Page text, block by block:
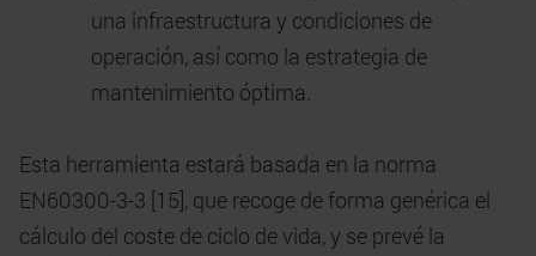
una infraestructura y condiciones de
operación, así como la estrategia de
mantenimiento óptima.
Esta herramienta estará basada en la norma
EN60300-3-3 [15], que recoge de forma genérica el
cálculo del coste de ciclo de vida, y se prevé la